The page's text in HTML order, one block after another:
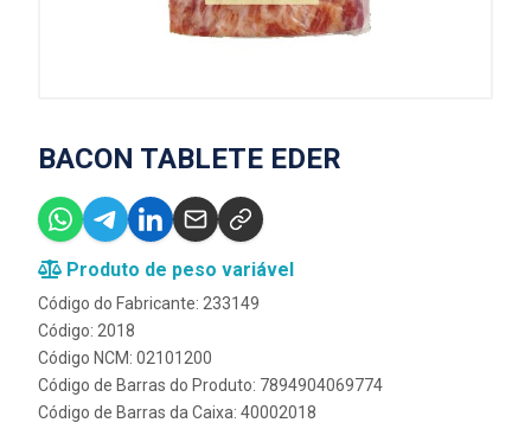
BACON TABLETE EDER
Produto de peso variável
Código do Fabricante: 233149
Código: 2018
Código NCM: 02101200
Código de Barras do Produto: 7894904069774
Código de Barras da Caixa: 40002018